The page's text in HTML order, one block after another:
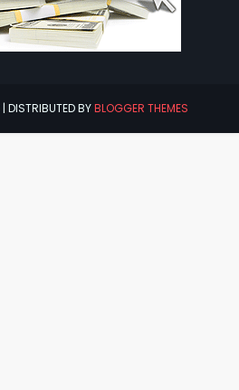
| DISTRIBUTED BYBLOGGER THEMES